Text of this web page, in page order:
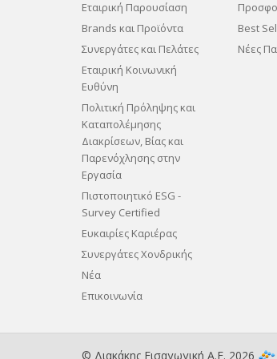
Εταιρική Παρουσίαση
Brands και Προϊόντα
Συνεργάτες και Πελάτες
Εταιρική Κοινωνική
Ευθύνη
Πολιτική Πρόληψης και
Καταπολέμησης
Διακρίσεων, Βίας και
Παρενόχλησης στην
Εργασία
Πιστοποιητικό ESG -
Survey Certified
Ευκαιρίες Καριέρας
Συνεργάτες Χονδρικής
Νέα
Επικοινωνία
Best
Νέες
© Διακάκης Εισαγωγική Α.Ε. 2026